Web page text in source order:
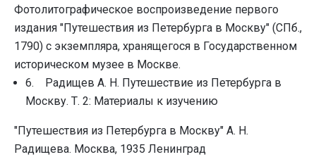
Фотолитографическое воспроизведение первого
издания "Путешествия из Петербурга в Москву" (СПб.,
1790) с экземпляра, хранящегося в Государственном
историческом музее в Москве.
6. Радищев А. Н. Путешествие из Петербурга в
Москву. Т. 2: Материалы к изучению
"Путешествия из Петербурга в Москву" А. Н.
Радищева. Москва, 1935 Ленинград